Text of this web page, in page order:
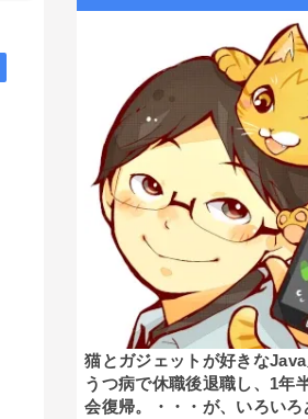
猫とガジェットが好きなJava
うつ病で休職後退職し、1年
会復帰。・・・が、いろいろ